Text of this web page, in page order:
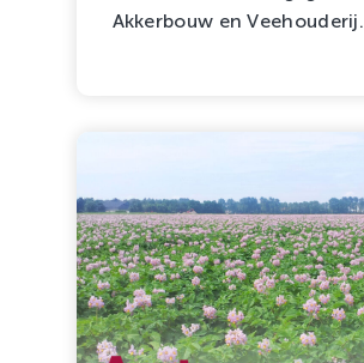
Akkerbouw en Veehouderij.